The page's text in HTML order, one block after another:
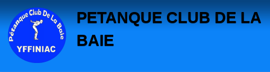
PETANQUE CLUB DE LA
BAIE
Panneau de gestion des cookies